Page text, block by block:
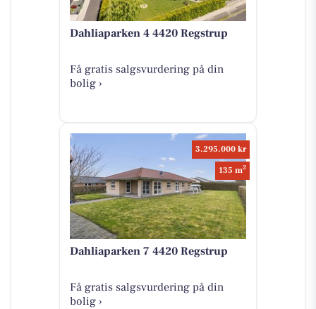
Dahliaparken 4 4420 Regstrup
Få gratis salgsvurdering på din
bolig ›
3.295.000 kr
135 m2
Dahliaparken 7 4420 Regstrup
Få gratis salgsvurdering på din
bolig ›